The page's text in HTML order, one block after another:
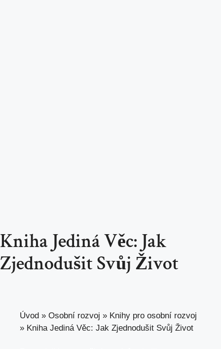
Kniha Jediná Věc: Jak
Zjednodušit Svůj Život
Úvod » Osobní rozvoj » Knihy pro osobní rozvoj
» Kniha Jediná Věc: Jak Zjednodušit Svůj Život